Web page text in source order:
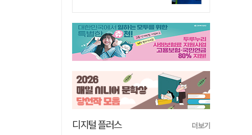
디지털 플러스 더보기